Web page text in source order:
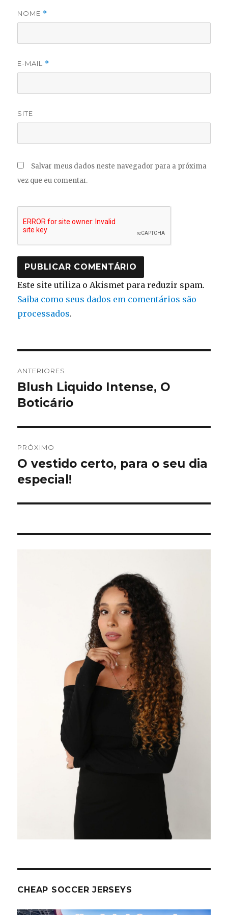
NOME *
E-MAIL *
SITE
Salvar meus dados neste navegador para a próxima
vez que eu comentar.
Este site utiliza o Akismet para reduzir spam.
Saiba como seus dados em comentários são
processados.
de
Post
ANTERIORES
Post
anterior:
Blush Liquido Intense, O
Boticário
PRÓXIMO
Próximo
post:
O vestido certo, para o seu dia
especial!
CHEAP SOCCER JERSEYS